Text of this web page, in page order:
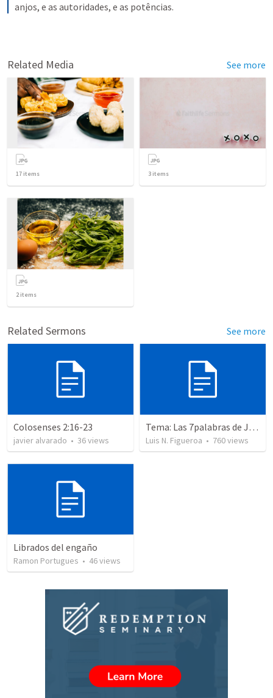
anjos, e as autoridades, e as potências.
Related Media See more
17 items 3 items
2items
Related Sermons See more
Colosenses 2:16-23
javier alvarado • 36views
Tema: Las 7palabras de Jesus
Luis N. Figueroa • 760views
Librados del engaño
Ramon Portugues • 46views